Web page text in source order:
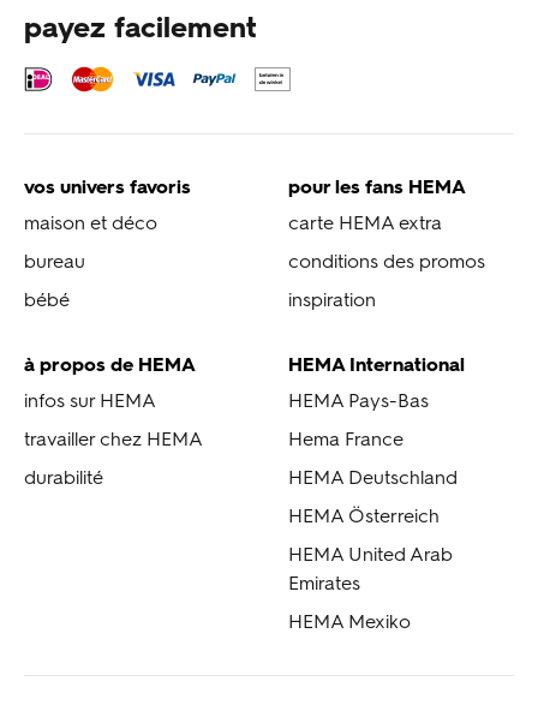
payez facilement
vos univers favoris
maison et déco
bureau
bébé
pour les fans HEMA
carte HEMA extra
conditions des promos
inspiration
à propos de HEMA
infos sur HEMA
travailler chez HEMA
durabilité
HEMA International
HEMA Pays-Bas
Hema France
HEMA Deutschland
HEMA Österreich
HEMA United Arab
Emirates
HEMA Mexiko